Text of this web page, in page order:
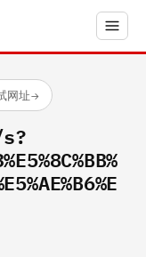
网址→